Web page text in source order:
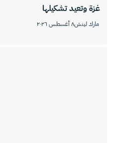
غزة وتعيد تشكيلها
مارك لينش٨ أغسطس ٢٠٢٦